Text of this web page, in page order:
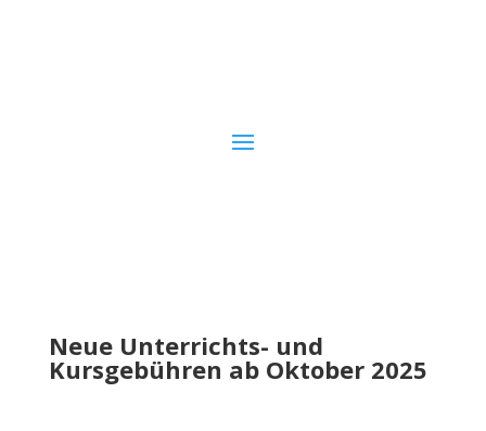
Neue Unterrichts- und
Kursgebühren ab Oktober 2025